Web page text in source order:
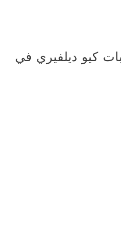
كيو ديلفيري في